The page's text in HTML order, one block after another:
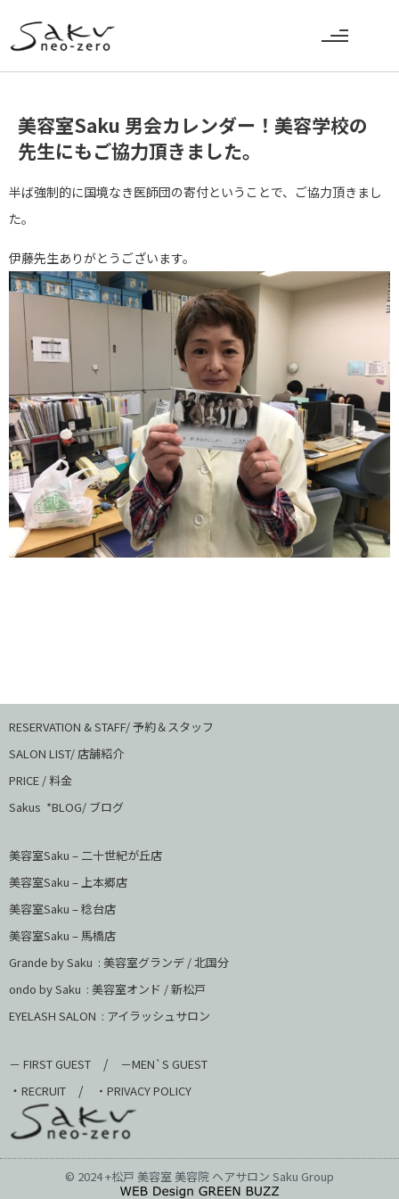
美容室Saku 男会カレンダー！美容学校の
先生にもご協力頂きました。
半ば強制的に国境なき医師団の寄付ということで、ご協力頂きまし
た。
伊藤先生ありがとうございます。
RESERVATION & STAFF/ 予約＆スタッフ
SALON LIST/ 店舗紹介
PRICE / 料金
Sakus *BLOG/ ブログ
美容室Saku – 二十世紀が丘店
美容室Saku –上本郷店
美容室Saku –稔台店
美容室Saku – 馬橋店
Grande by Saku : 美容室グランデ / 北国分
ondo by Saku : 美容室オンド / 新松戸
EYELASH SALON : アイラッシュサロン
－ FIRST GUEST / －MEN`S GUEST
・ RECRUIT / ・PRIVACY POLICY
© 2024 +松戸 美容室 美容院 ヘアサロン Saku Group